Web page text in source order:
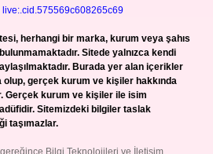
live:.cid.575569c608265c69
herhangi bir marka, kurum veya şahıs
Sitede yalnızca kendi
Burada yer alan içerikler
olup, gerçek kurum ve kişiler hakkında
Gerçek kurum ve kişiler ile isim
Sitemizdeki bilgiler taslak
taşımazlar.
Bilgi Teknolojileri ve İletişim